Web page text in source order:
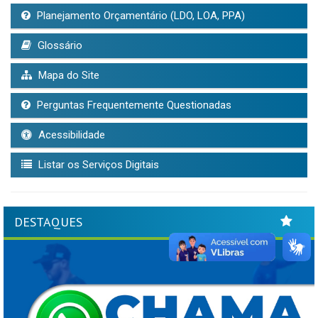
Planejamento Orçamentário (LDO, LOA, PPA)
Glossário
Mapa do Site
Perguntas Frequentemente Questionadas
Acessibilidade
Listar os Serviços Digitais
DESTAQUES